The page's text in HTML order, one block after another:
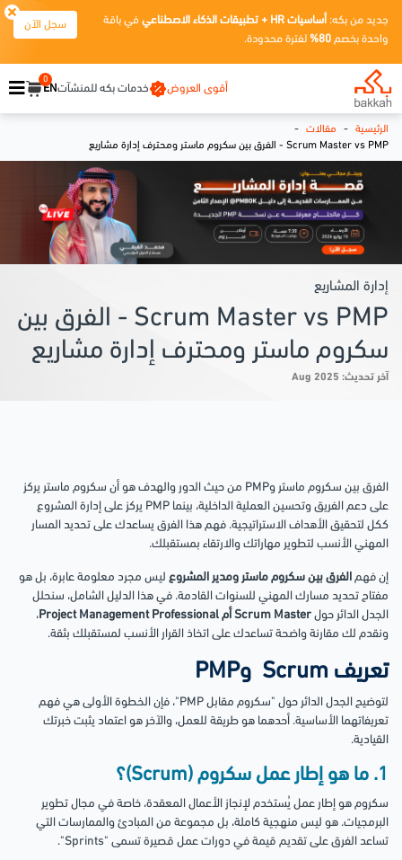
جديد من بكه: أساسيات HR + تطبيقات الذكاء الاصطناعي
في باقة
واحدة بخصم 80% لفترة محدودة.
سجل الآن
أقوى العروض خدمات بكه للمنشآتEN
0
الرئيسية - مقالات -
Scrum Master vs PMP - الفرق بين سكروم ماستر ومحترف إدارة مشاريع
إدارة المشاريع
Scrum Master vs PMP - الفرق بين
سكروم ماستر ومحترف إدارة مشاريع
آخر تحديث: Aug 2025
الفرق بين سكروم ماستر وPMP من حيث الدور والهدف هو أن سكروم ماستر يركز
على دعم الفريق وتحسين العملية الداخلية، بينما PMP يركز على إدارة المشروع
ككل لتحقيق الأهداف الاستراتيجية. فهم هذا الفرق يساعدك على تحديد المسار
المهني الأنسب لتطوير مهاراتك والارتقاء بمستقبلك.
إن فهم الفرق بين سكروم ماستر ومدير المشروع ليس مجرد معلومة عابرة، بل هو
مفتاح تحديد مسارك المهني للسنوات القادمة. في هذا الدليل الشامل، سنحلل
الجدل الدائر حول Scrum Master أم Project Management Professional
،
ونقدم لك مقارنة واضحة تساعدك على اتخاذ القرار الأنسب لمستقبلك بثقة.
تعريف Scrum وPMP
لتوضيح الجدل الدائر حول "سكروم مقابل PMP"، فإن الخطوة الأولى هي فهم
تعريفاتهما الأساسية. أحدهما هو طريقة للعمل، والآخر هو اعتماد يثبت خبرتك
القيادية.
1. ما هو إطار عمل سكروم (Scrum)؟
سكروم هو إطار عمل يُستخدم لإنجاز الأعمال المعقدة، خاصة في مجال تطوير
البرمجيات. هو ليس منهجية كاملة، بل مجموعة من المبادئ والممارسات التي
تساعد الفرق على تقديم قيمة في دورات عمل قصيرة تسمى "Sprints".